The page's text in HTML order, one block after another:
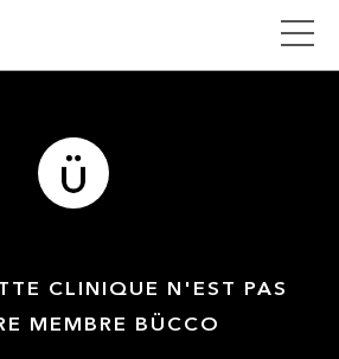
CLINIQUE N'EST PAS
MEMBRE BÜCCO